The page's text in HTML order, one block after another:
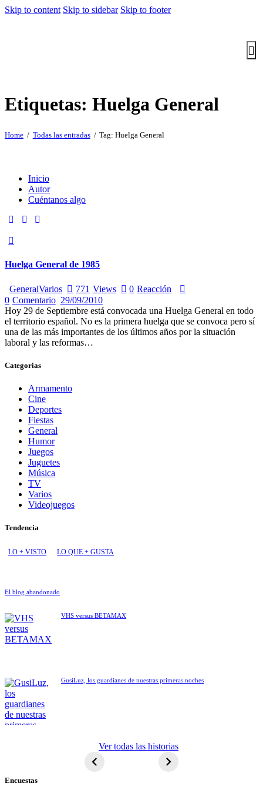
Skip to content Skip to sidebar Skip to footer
Etiquetas: Huelga General
Home Todas las entradas Tag: Huelga General
Inicio
Autor
Cuéntanos algo
Huelga General de 1985
GeneralVarios 771 Views 0 Reacción
0 Comentario 29/09/2010
Hoy 29 de Septiembre está convocada una Huelga General en todo
el territorio español. No es la primera huelga que se convoca pero sí
una de las más importantes de los últimos años por la situación
laboral y las reformas…
Categorias
Armamento
Cine
Deportes
Fiestas
General
Humor
Juegos
Juguetes
Música
TV
Varios
Videojuegos
Tendencia
LO + VISTO LO QUE + GUSTA
El blog abandonado
VHS versus BETAMAX
GusiLuz, los guardianes de nuestras primeras noches
extraterrestre
Ver todas las historias
Encuestas